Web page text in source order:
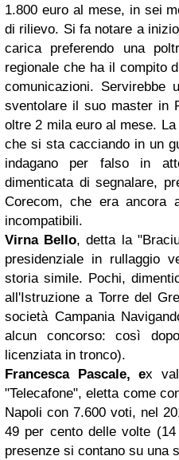
1.800 euro al mese, in sei
di rilievo. Si fa notare a
carica preferendo una
regionale che ha il compito
comunicazioni. Servirebbe
sventolare il suo master in
oltre 2 mila euro al mese.
che si sta cacciando in un
indagano per falso in
dimenticata di segnalare,
Corecom, che era ancora
incompatibili.
Virna Bello, detta la
presidenziale in rullaggio
storia simile. Pochi,
all'Istruzione a Torre del
società Campania
alcun concorso: così
licenziata in tronco).
Francesca Pascale, ex
"Telecafone", eletta come
Napoli con 7.600 voti, nel
49 per cento delle volte
presenze si contano su una